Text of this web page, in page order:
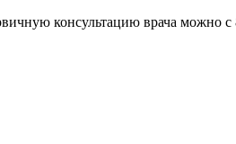
консультацию врача можно с